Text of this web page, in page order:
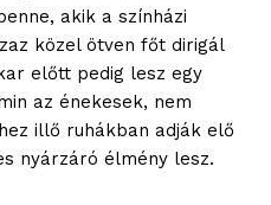
akik a színházi
közel ötven főt dirigál
előtt pedig lesz egy
az énekesek, nem
illő ruhákban adják elő
nyárzáró élmény lesz.